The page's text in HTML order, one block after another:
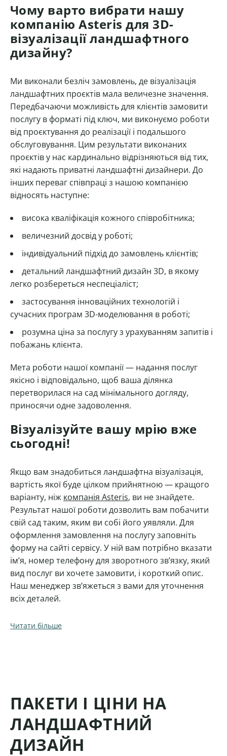
Чому варто вибрати нашу
компанію Asteris для 3D-
візуалізації ландшафтного
дизайну?
Ми виконали безліч замовлень, де візуалізація
ландшафтних проєктів мала величезне значення.
Передбачаючи можливість для клієнтів замовити
послугу в форматі під ключ, ми виконуємо роботи
від проєктування до реалізації і подальшого
обслуговування. Цим результати виконаних
проєктів у нас кардинально відрізняються від тих,
які надають приватні ландшафтні дизайнери. До
інших переваг співпраці з нашою компанією
відносять наступне:
висока кваліфікація кожного співробітника;
величезний досвід у роботі;
індивідуальний підхід до замовлень клієнтів;
детальний ландшафтний дизайн 3D, в якому
легко розбереться неспеціаліст;
застосування інноваційних технологій і
сучасних програм 3D-моделювання в роботі;
розумна ціна за послугу з урахуванням запитів і
побажань клієнта.
Мета роботи нашої компанії — надання послуг
якісно і відповідально, щоб ваша ділянка
перетворилася на сад мінімального догляду,
приносячи одне задоволення.
Візуалізуйте вашу мрію вже
сьогодні!
Якщо вам знадобиться ландшафтна візуалізація,
вартість якої буде цілком прийнятною — кращого
варіанту, ніж компанія Asteris, ви не знайдете.
Результат нашої роботи дозволить вам побачити
свій сад таким, яким ви собі його уявляли. Для
оформлення замовлення на послугу заповніть
форму на сайті сервісу. У ній вам потрібно вказати
ім’я, номер телефону для зворотного зв’язку, який
вид послуг ви хочете замовити, і короткий опис.
Наш менеджер зв’яжеться з вами для уточнення
всіх деталей.
Читати більше
ПАКЕТИ І ЦІНИ НА
ЛАНДШАФТНИЙ
ДИЗАЙН